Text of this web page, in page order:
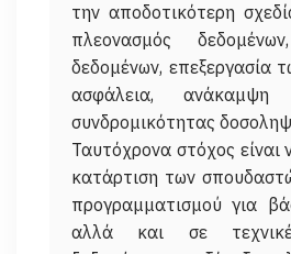
την αποδοτικότερη
πλεονασμός
δεδομένων, επεξεργασία
ασφάλεια, ανάκαμψη
συνδρομικότητας
Ταυτόχρονα στόχος είναι
κατάρτιση των
προγραμματισμού για
αλλά και σε